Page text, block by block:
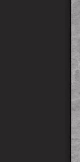
Copyright © 2010-